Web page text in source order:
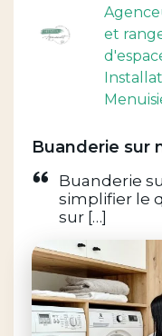
et
Buanderie sur
Buanderie
simplifier le
sur […]